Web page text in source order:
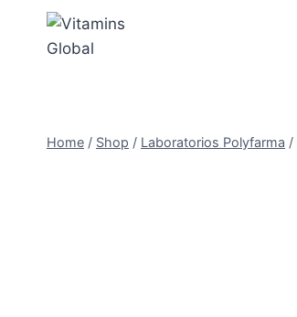
content
Home / Shop / Laboratorios Polyfarma /